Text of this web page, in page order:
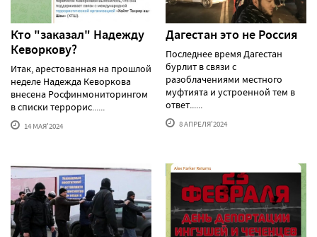
Кто "заказал" Надежду
Кеворкову?
Итак, арестованная на прошлой
неделе Надежда Кеворкова
внесена Росфинмониторингом
в списки террорис......
14 МАЯ'2024
Дагестан это не Россия
Последнее время Дагестан
бурлит в связи с
разоблачениями местного
муфтията и устроенной тем в
ответ......
8 АПРЕЛЯ'2024